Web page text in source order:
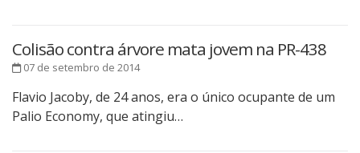
Colisão contra árvore mata jovem na PR-438
07 de setembro de 2014
Flavio Jacoby, de 24 anos, era o único ocupante de um
Palio Economy, que atingiu…